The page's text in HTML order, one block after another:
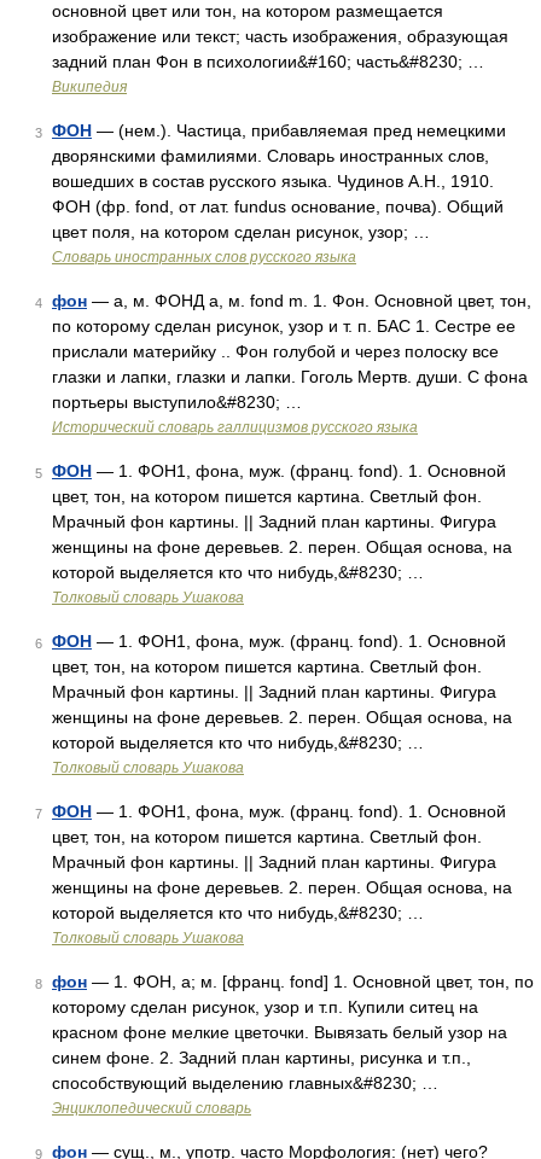
основной цвет или тон, на котором размещается
изображение или текст; часть изображения, образующая
задний план Фон в психологии&#160; часть&#8230; …
Википедия
3 ФОН — (нем.). Частица, прибавляемая пред немецкими
дворянскими фамилиями. Словарь иностранных слов,
вошедших в состав русского языка. Чудинов А.Н., 1910.
ФОН (фр. fond, от лат. fundus основание, почва). Общий
цвет поля, на котором сделан рисунок, узор; …
Словарь иностранных слов русского языка
4 фон — а, м. ФОНД а, м. fond m. 1. Фон. Основной цвет, тон,
по которому сделан рисунок, узор и т. п. БАС 1. Сестре ее
прислали материйку .. Фон голубой и через полоску все
глазки и лапки, глазки и лапки. Гоголь Мертв. души. С фона
портьеры выступило&#8230; …
Исторический словарь галлицизмов русского языка
5 ФОН — 1. ФОН1, фона, муж. (франц. fond). 1. Основной
цвет, тон, на котором пишется картина. Светлый фон.
Мрачный фон картины. || Задний план картины. Фигура
женщины на фоне деревьев. 2. перен. Общая основа, на
которой выделяется кто что нибудь,&#8230; …
Толковый словарь Ушакова
6 ФОН — 1. ФОН1, фона, муж. (франц. fond). 1. Основной
цвет, тон, на котором пишется картина. Светлый фон.
Мрачный фон картины. || Задний план картины. Фигура
женщины на фоне деревьев. 2. перен. Общая основа, на
которой выделяется кто что нибудь,&#8230; …
Толковый словарь Ушакова
7 ФОН — 1. ФОН1, фона, муж. (франц. fond). 1. Основной
цвет, тон, на котором пишется картина. Светлый фон.
Мрачный фон картины. || Задний план картины. Фигура
женщины на фоне деревьев. 2. перен. Общая основа, на
которой выделяется кто что нибудь,&#8230; …
Толковый словарь Ушакова
8 фон — 1. ФОН, а; м. [франц. fond] 1. Основной цвет, тон, по
которому сделан рисунок, узор и т.п. Купили ситец на
красном фоне мелкие цветочки. Вывязать белый узор на
синем фоне. 2. Задний план картины, рисунка и т.п.,
способствующий выделению главных&#8230; …
Энциклопедический словарь
9 фон — сущ., м., употр. часто Морфология: (нет) чего?